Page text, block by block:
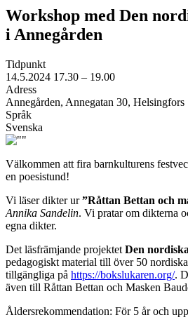
Workshop med Den
i Annegården
Tidpunkt
14.5.2024 17.30 – 19.00
Adress
Annegården, Annegatan 30, Helsingfors
Språk
Svenska
Välkommen att fira barnkulturens
en poesistund!
Vi läser dikter ur”Råttan Bettan och
Annika Sandelin. Vi pratar om dikterna
egna dikter.
Det läsfrämjande projektet Den
pedagogiskt material till över 50
tillgängliga på https://bokslukaren.org/.
även till Råttan Bettan och Masken
Åldersrekommendation: För 5 år och